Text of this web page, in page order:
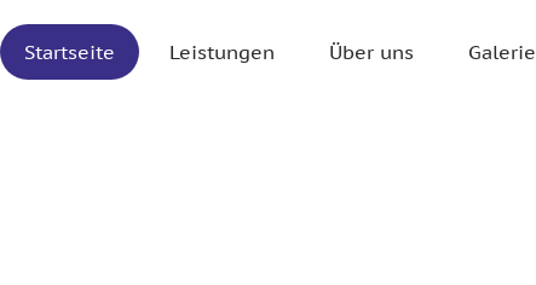
Startseite Leistungen Über uns Galerie